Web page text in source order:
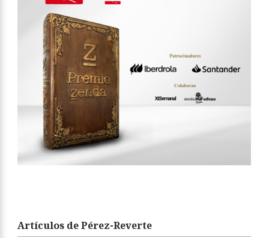
Artículos de Pérez-Reverte